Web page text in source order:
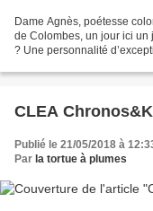
Dame Agnès, poétesse
de Colombes, un jour ici un
? Une personnalité
Publié le 21/05/2018 à
Par la tortue à plumes